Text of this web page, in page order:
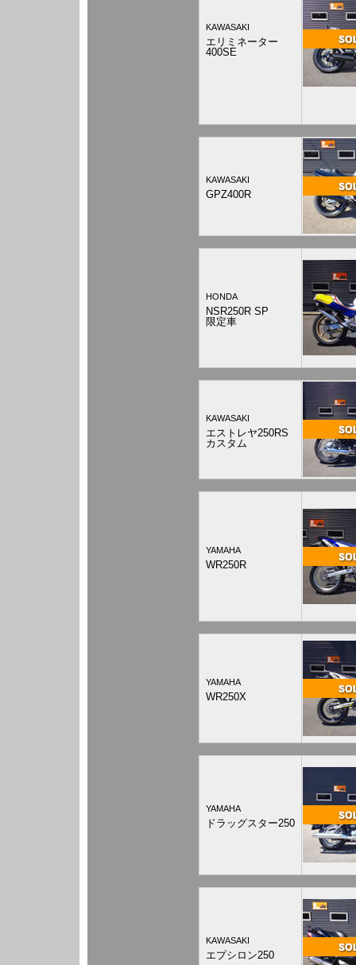
KAWASAKI
エリミネーター
400SE
KAWASAKI
GPZ400R
HONDA
NSR250R SP
限定車
KAWASAKI
エストレヤ250RS
カスタム
YAMAHA
WR250R
YAMAHA
WR250X
YAMAHA
ドラッグスター250
KAWASAKI
エプシロン250